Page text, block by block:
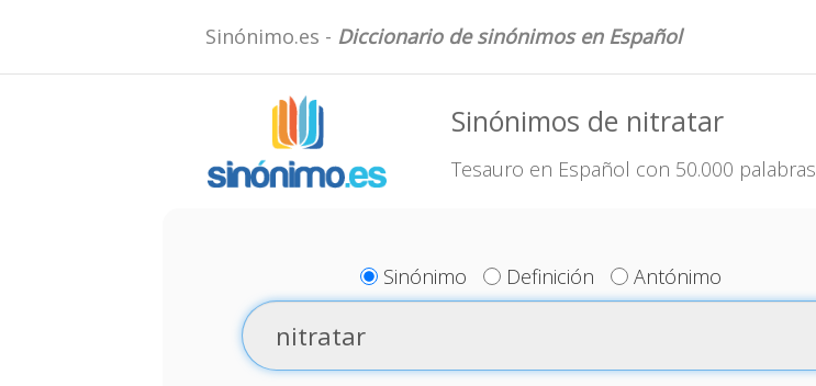
Sinónimo.es - Diccionario de sinónimos en Español
Sinónimos de nitratar
Tesauro en Español con 50.000 palabras
Sinónimo Definición Antónimo